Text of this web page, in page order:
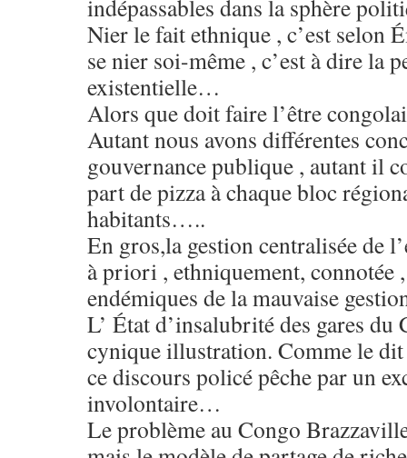
indépassables dans la sphère
Nier le fait ethnique , c’est selon
se nier soi-même , c’est à dire la
existentielle…
Alors que doit faire l’être
Autant nous avons différentes
gouvernance publique , autant il
part de pizza à chaque bloc
habitants…..
En gros,la gestion centralisée de
à priori , ethniquement, connotée
endémiques de la mauvaise
L’ État d’insalubrité des gares du
cynique illustration. Comme le
ce discours policé pêche par un
involontaire…
Le problème au Congo